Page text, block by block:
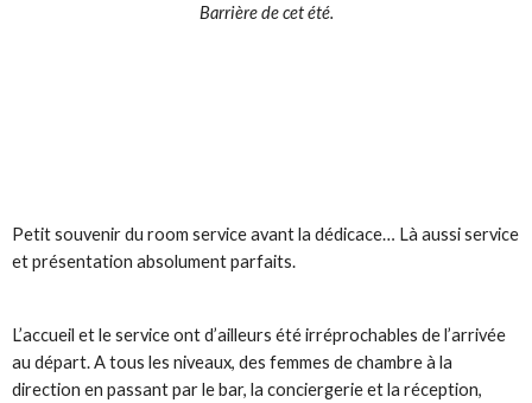
Barrière de cet été.
Petit souvenir du room service avant la dédicace… Là aussi service
et présentation absolument parfaits.
L’accueil et le service ont d’ailleurs été irréprochables de l’arrivée
au départ. A tous les niveaux, des femmes de chambre à la
direction en passant par le bar, la conciergerie et la réception,